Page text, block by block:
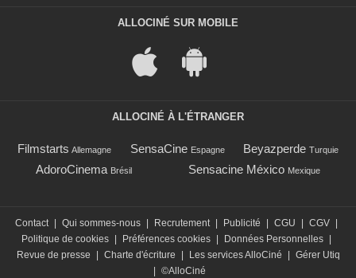
ALLOCINÉ SUR MOBILE
ALLOCINÉ À L'ÉTRANGER
Filmstarts Allemagne SensaCine Espagne Beyazperde Turquie
AdoroCinema Brésil Sensacine México Mexique
Contact Qui sommes-nous Recrutement Publicité CGU CGV
Politique de cookies
Préférences cookies Données Personnelles
Revue de presse
Charte d'écriture Les services AlloCiné
Gérer Utiq
©AlloCiné